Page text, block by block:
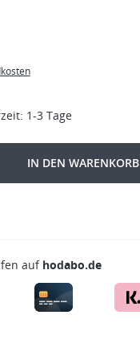
1-3 Tage
IN DEN WARENKORB
auf hodabo.de